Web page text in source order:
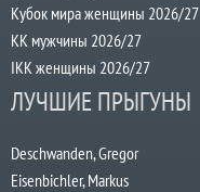
Кубок мира женщины 2026/27
КК мужчины 2026/27
IKK женщины 2026/27
ЛУЧШИЕ ПРЫГУНЫ
Deschwanden, Gregor
Eisenbichler, Markus